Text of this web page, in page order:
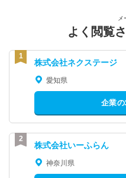
メ
よく閲覧
株式会社ネクステージ
愛知県
企業
株式会社いーふらん
神奈川県